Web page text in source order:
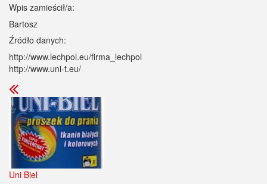
Wpis zamieścił/a:
Bartosz
Źródło danych:
http://www.lechpol.eu/firma_lechpol
http://www.uni-t.eu/
Uni Biel